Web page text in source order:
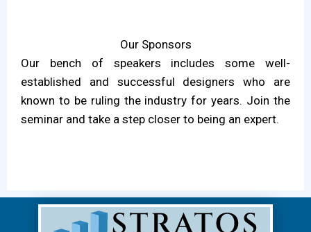
Our Sponsors
Our bench of speakers includes some well-
established and successful designers who are
known to be ruling the industry for years. Join the
seminar and take a step closer to being an expert.